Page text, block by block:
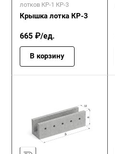
лотков КР-1 КР-3
Крышка лотка КР-3
665 ₽/ед.
В корзину